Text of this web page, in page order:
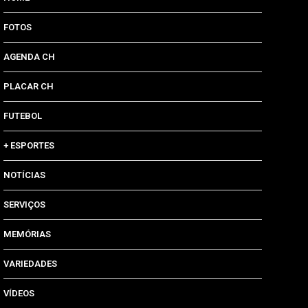
FOTOS
AGENDA CH
PLACAR CH
FUTEBOL
+ ESPORTES
NOTÍCIAS
SERVIÇOS
MEMÓRIAS
VARIEDADES
VÍDEOS